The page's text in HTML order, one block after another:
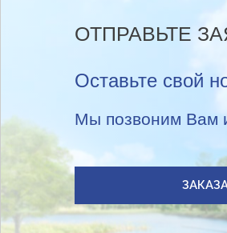
ОТПРАВЬТЕ
Оставьте свой
Мы позвоним Вам